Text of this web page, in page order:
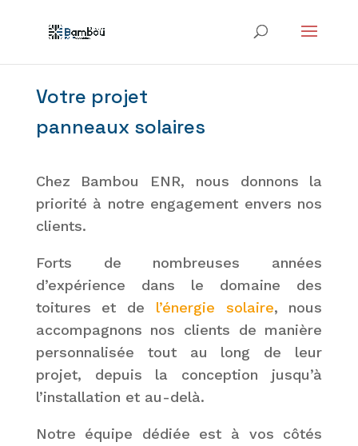
Votre projet
panneaux solaires
Chez Bambou ENR, nous donnons la
priorité à notre engagement envers nos
clients.
Forts de nombreuses années
d’expérience dans le domaine des
toitures et de l’énergie solaire, nous
accompagnons nos clients de manière
personnalisée tout au long de leur
projet, depuis la conception jusqu’à
l’installation et au-delà.
Notre équipe dédiée est à vos côtés